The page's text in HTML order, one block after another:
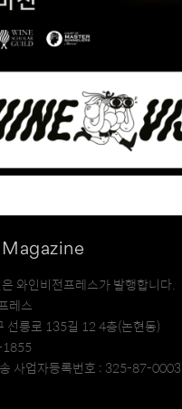
와인비전프레스가 발행합니다.
레스
선릉로 135길 12 4층(논현동)
사업자등록번호 : 325-87-